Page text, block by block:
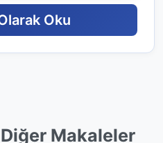
Oku
Diğer Makaleler